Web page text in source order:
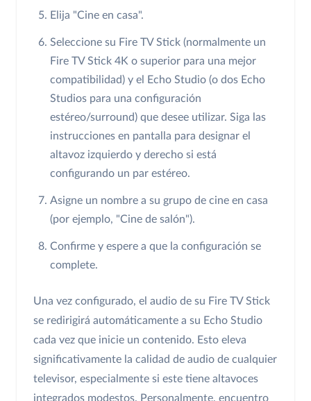
Elija "Cine en casa".
Seleccione su Fire TV Stick (normalmente un
Fire TV Stick 4K o superior para una mejor
compatibilidad) y el Echo Studio (o dos Echo
Studios para una configuración
estéreo/surround) que desee utilizar. Siga las
instrucciones en pantalla para designar el
altavoz izquierdo y derecho si está
configurando un par estéreo.
Asigne un nombre a su grupo de cine en casa
(por ejemplo, "Cine de salón").
Confirme y espere a que la configuración se
complete.
Una vez configurado, el audio de su Fire TV Stick
se redirigirá automáticamente a su Echo Studio
cada vez que inicie un contenido. Esto eleva
significativamente la calidad de audio de cualquier
televisor, especialmente si este tiene altavoces
integrados modestos. Personalmente, encuentro